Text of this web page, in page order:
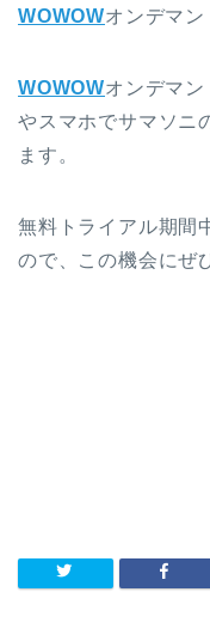
WOWOWオンデマン
WOWOWオンデマ
やスマホでサマソニ
ます。
無料トライアル期間
ので、この機会にぜ